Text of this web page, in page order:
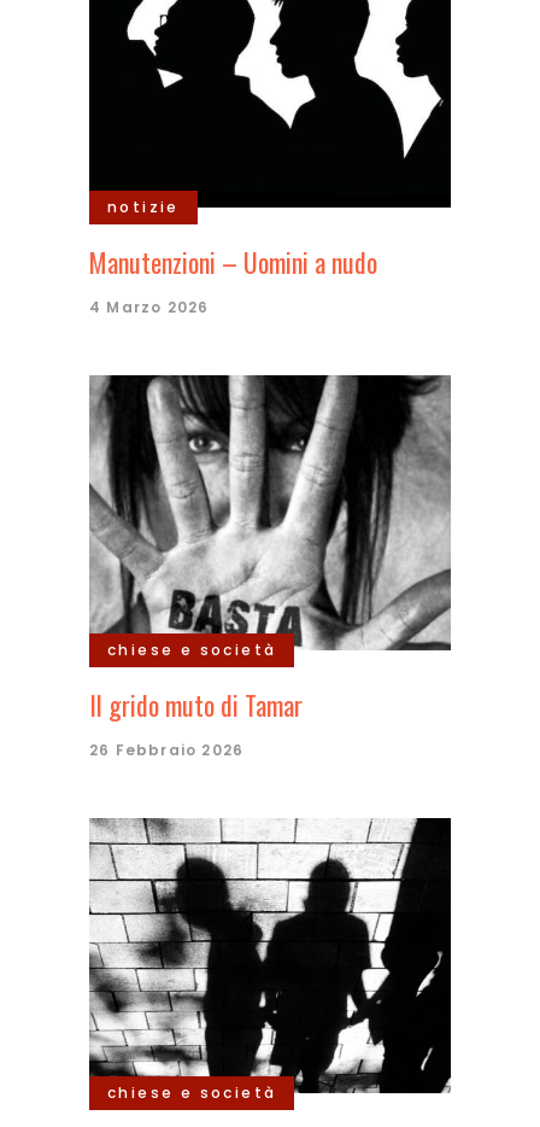
notizie
Manutenzioni – Uomini a nudo
4 Marzo 2026
chiese e società
Il grido muto di Tamar
26 Febbraio 2026
chiese e società